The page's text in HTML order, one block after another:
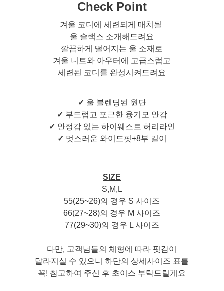
Check Point
겨울 코디에 세련되게 매치될
울 슬랙스 소개해드려요
깔끔하게 떨어지는 울 소재로
겨울 니트와 아우터에 고급스럽고
세련된 코디를 완성시켜드려요
✓ 울 블렌딩된 원단
✓ 부드럽고 포근한 융기모 안감
✓ 안정감 있는 하이웨스트 허리라인
✓ 멋스러운 와이드핏+8부 길이
SIZE
S,M,L
55(25~26)의 경우 S 사이즈
66(27~28)의 경우 M 사이즈
77(29~30)의 경우 L 사이즈
다만, 고객님들의 체형에 따라 핏감이
달라지실 수 있으니 하단의 상세사이즈 표를
꼭! 참고하여 주신 후 초이스 부탁드릴게요